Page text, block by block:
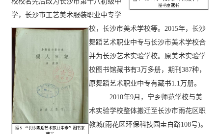
学，长沙市工艺美术服装职业中专学
校，长沙市美术学校等。2015年，长沙
舞蹈艺术职业中专与长沙市美术学校合
并为长沙艺术实验学校。原美术实验学
校图书馆藏书有3万多册，期刊387种，
原舞蹈艺术职业中专有藏书1.1万册。
2010年9月，宁乡师范学校与美
术实验学校整体搬迁至长沙市雨花区职
教城(雨花区环保科技园圭白路108号)。